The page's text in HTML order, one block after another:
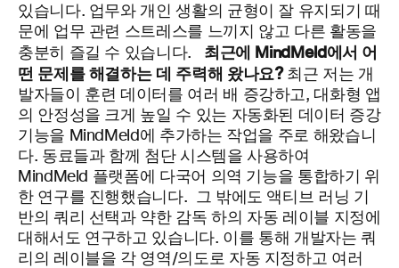
있습니다. 업무와 개인 생활의 균형이 잘 유지되기 때
문에 업무 관련 스트레스를 느끼지 않고 다른 활동을
충분히 즐길 수 있습니다.
최근에 MindMeld에서 어
떤 문제를 해결하는 데 주력해 왔나요? 최근 저는 개
발자들이 훈련 데이터를 여러 배 증강하고, 대화형 앱
의 안정성을 크게 높일 수 있는 자동화된 데이터 증강
기능을 MindMeld에 추가하는 작업을 주로 해왔습니
다. 동료들과 함께 첨단 시스템을 사용하여
MindMeld 플랫폼에 다국어 의역 기능을 통합하기 위
한 연구를 진행했습니다.
그 밖에도 액티브 러닝 기
반의 쿼리 선택과 약한 감독 하의 자동 레이블 지정에
대해서도 연구하고 있습니다. 이를 통해 개발자는 쿼
리의 레이블을 각 영역/의도로 자동 지정하고 여러